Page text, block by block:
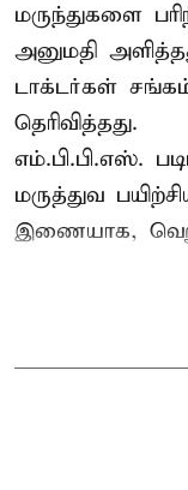
மருந்துகளை
அனுமதி
டாக்டர்கள்
தெரிவித்தது.
எம்.பி.பி.எஸ்.
மருத்துவ
இணையாக,